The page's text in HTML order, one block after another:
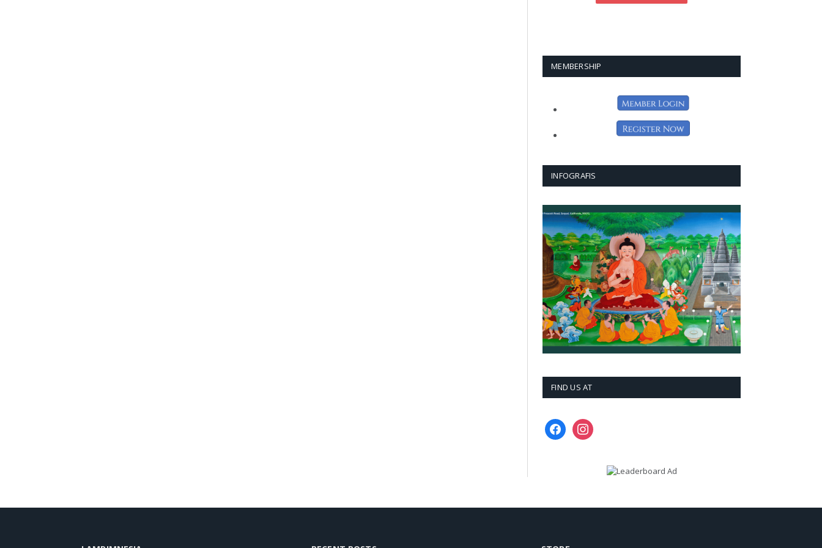
MEMBERSHIP
INFOGRAFIS
FIND US AT
facebookinstagram